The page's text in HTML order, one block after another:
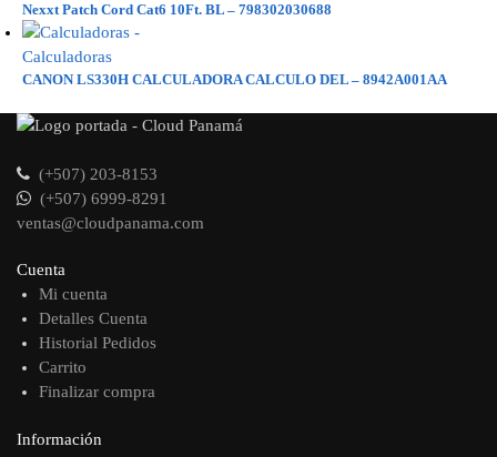
Nexxt Patch Cord Cat6 10Ft. BL – 798302030688
CANON LS330H CALCULADORA CALCULO DEL – 8942A001AA
(+507) 203-8153
(+507) 6999-8291
ventas@cloudpanama.com
Cuenta
Mi cuenta
Detalles Cuenta
Historial Pedidos
Carrito
Finalizar compra
Información